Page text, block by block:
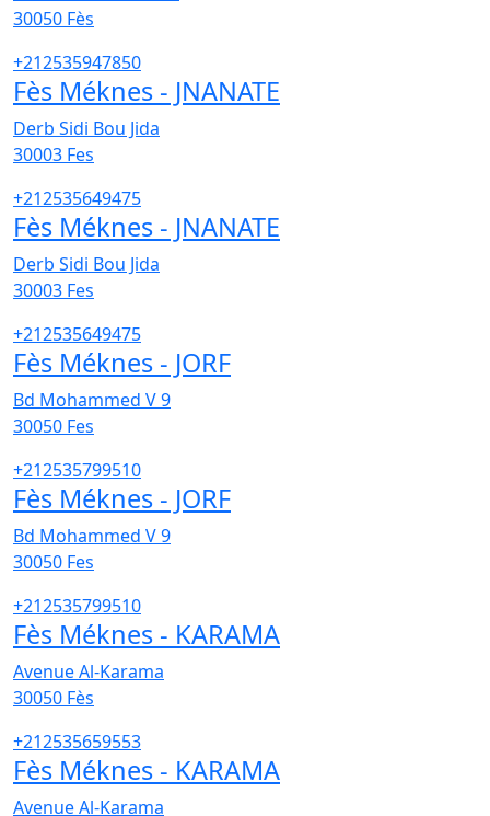
30050 Fès
+212535947850
Fès Méknes - JNANATE
Derb Sidi Bou Jida
30003 Fes
+212535649475
Fès Méknes - JNANATE
Derb Sidi Bou Jida
30003 Fes
+212535649475
Fès Méknes - JORF
Bd Mohammed V 9
30050 Fes
+212535799510
Fès Méknes - JORF
Bd Mohammed V 9
30050 Fes
+212535799510
Fès Méknes - KARAMA
Avenue Al-Karama
30050 Fès
+212535659553
Fès Méknes - KARAMA
Avenue Al-Karama